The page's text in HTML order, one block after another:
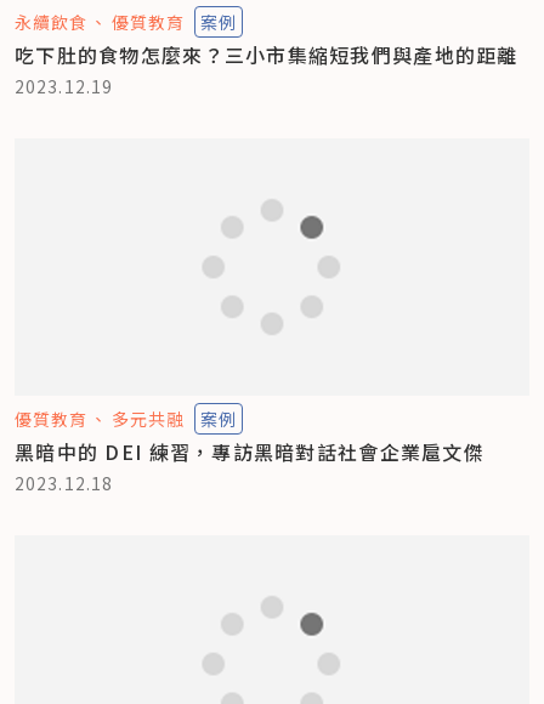
永續飲食 優質教育 案例
吃下肚的食物怎麼來？三小市集縮短我們與產地的距離
2023.12.19
優質教育 多元共融 案例
黑暗中的 DEI 練習，專訪黑暗對話社會企業扈文傑
2023.12.18